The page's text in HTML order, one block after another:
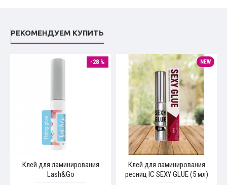
РЕКОМЕНДУЕМ КУПИТЬ
-28 %
Клей для ламинирования
Lash&Go
NEW
Клей для ламинирования
ресниц IC SEXY GLUE (5 мл)